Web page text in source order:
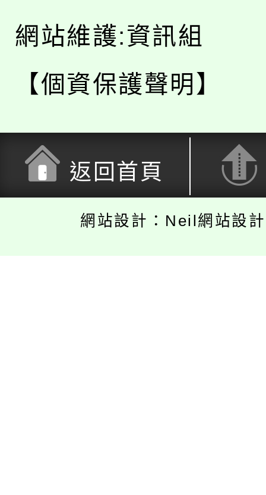
網站維護:資訊組
【個資保護聲明】
返回首頁
網站設計：Neil網站設